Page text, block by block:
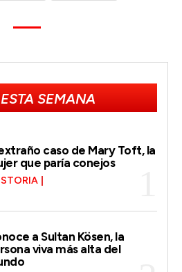
SEMANA
caso de Mary Toft, la
que paría conejos
a Sultan Kösen, la
viva más alta del